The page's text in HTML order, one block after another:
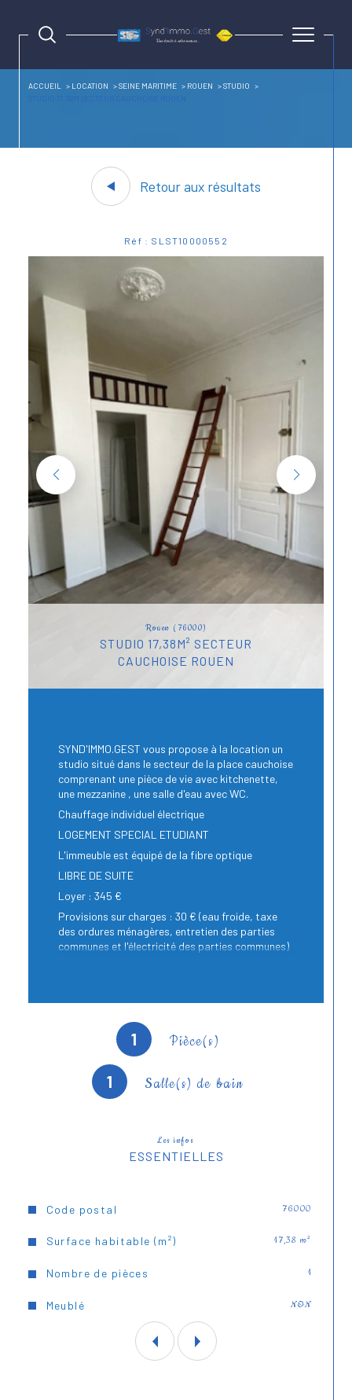
ACCUEIL LOCATION SEINE MARITIME ROUEN
STUDIO
Retour aux résultats
Réf : SLST10000552
Rouen (76000)
STUDIO 17,38M² SECTEUR
CAUCHOISE ROUEN
1 Pièce(s)
1 Salle(s) de bain
Les infos
ESSENTIELLES
Caractéristiques Valeurs
Code postal 76000
Surface habitable (m²) 17,38 m²
Nombre de pièces 1
Meublé NON
SYND'IMMO.GEST vous propose à la location un
studio situé dans le secteur de la place cauchoise
comprenant une pièce de vie avec kitchenette,
une mezzanine , une salle d'eau avec WC.
Chauffage individuel électrique
LOGEMENT SPECIAL ETUDIANT
L'immeuble est équipé de la fibre optique
LIBRE DE SUITE
Loyer : 345 €
Provisions sur charges : 30 € (eau froide, taxe
des ordures ménagères, entretien des parties
communes et l'électricité des parties communes)
TTC d'état des lieux d'entrée